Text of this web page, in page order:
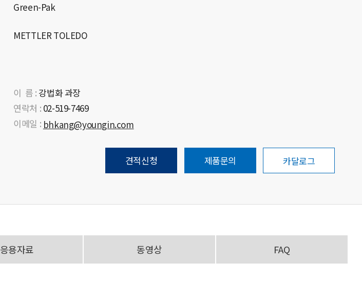
Green-Pak
METTLER TOLEDO
이 름 : 강법화 과장
연락처 : 02-519-7469
이메일 : bhkang@youngin.com
견적신청 제품문의 카달로그
응용자료 동영상 FAQ